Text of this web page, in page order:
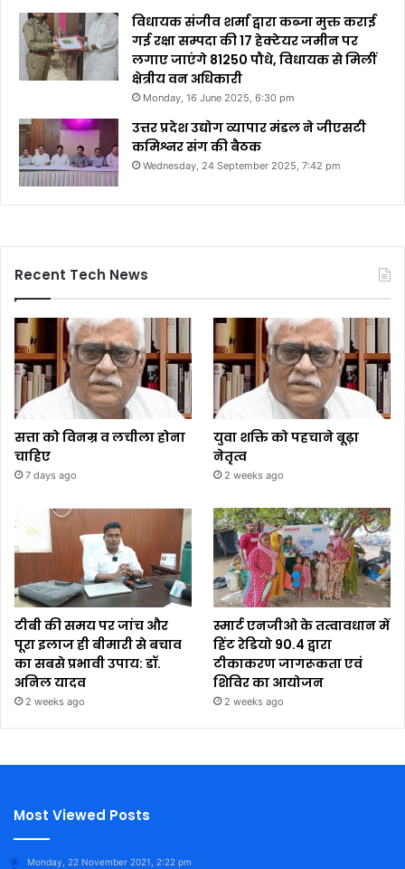
विधायक संजीव शर्मा द्वारा कब्जा मुक्त कराई
गई रक्षा सम्पदा की 17 हेक्टेयर जमीन पर
लगाए जाएंगे 81250 पौधे, विधायक से मिलीं
क्षेत्रीय वन अधिकारी
Monday, 16 June 2025, 6:30 pm
उत्तर प्रदेश उद्योग व्यापार मंडल ने जीएसटी
कमिश्नर संग की बैठक
Wednesday, 24 September 2025, 7:42 pm
Recent Tech News
सत्ता को विनम्र व लचीला होना
चाहिए
7 days ago
युवा शक्ति को पहचाने बूढ़ा
नेतृत्व
2 weeks ago
टीबी की समय पर जांच और
पूरा इलाज ही बीमारी से बचाव
का सबसे प्रभावी उपाय: डॉ.
अनिल यादव
2 weeks ago
स्मार्ट एनजीओ के तत्वावधान में
हिंट रेडियो 90.4 द्वारा
टीकाकरण जागरूकता एवं
शिविर का आयोजन
2 weeks ago
Most Viewed Posts
Monday, 22 November 2021, 2:22 pm